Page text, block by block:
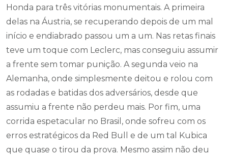
Honda para três vitórias monumentais. A primeira
delas na Áustria, se recuperando depois de um mal
início e endiabrado passou um a um. Nas retas finais
teve um toque com Leclerc, mas conseguiu assumir
a frente sem tomar punição. A segunda veio na
Alemanha, onde simplesmente deitou e rolou com
as rodadas e batidas dos adversários, desde que
assumiu a frente não perdeu mais. Por fim, uma
corrida espetacular no Brasil, onde sofreu com os
erros estratégicos da Red Bull e de um tal Kubica
que quase o tirou da prova. Mesmo assim não deu